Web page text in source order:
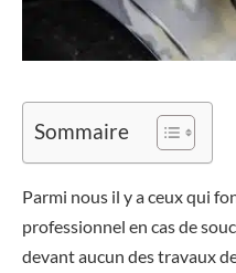
Sommaire
Parmi nous il y a ceux qui
professionnel en cas de
devant aucun des travaux